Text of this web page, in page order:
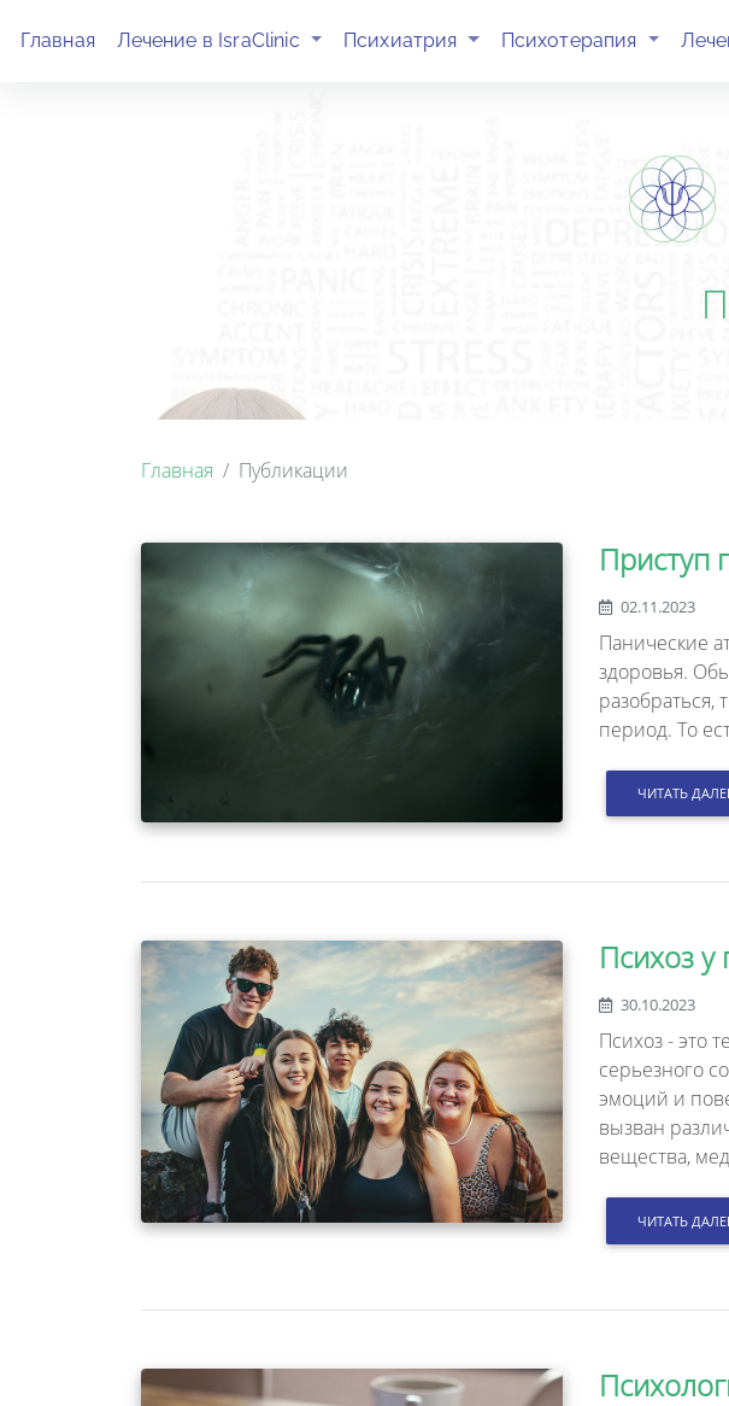
Главная Лечение в IsraClinic (current)Психиатрия (current)Психотерапия (current)
Главная Публикации
Приступ
02.11.2023
Панические
здоровья.
разобраться,
период. То
ЧИТАТЬ
Психоз у
30.10.2023
Психоз - это
серьезного
эмоций и
вызван
вещества,
ЧИТАТЬ